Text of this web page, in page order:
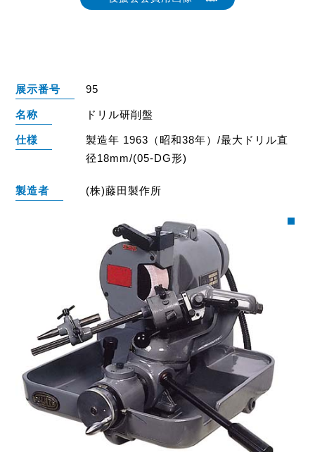
展示番号 95
名称 ドリル研削盤
仕様
製造年 1963（昭和38年）/最大ドリル直
径18mm/(05-DG形)
製造者 (株)藤田製作所